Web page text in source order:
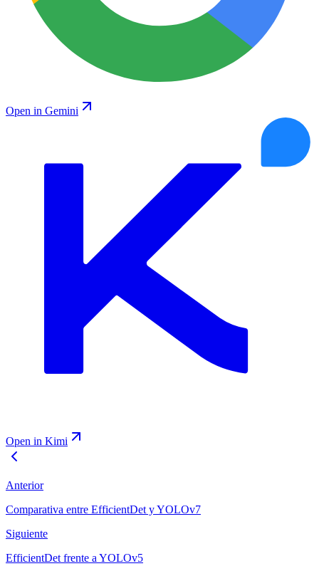
Open in Gemini
Open in Kimi
Anterior
Comparativa entre EfficientDet y YOLOv7
Siguiente
EfficientDet frente a YOLOv5